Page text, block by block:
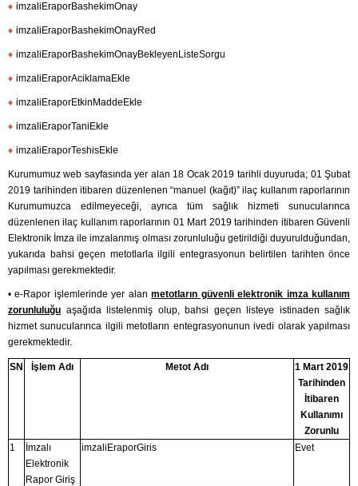
♦ imzaliEraporBashekimOnay
♦ imzaliEraporBashekimOnayRed
♦ imzaliEraporBashekimOnayBekleyenListeSorgu
♦ imzaliEraporAciklamaEkle
♦ imzaliEraporEtkinMaddeEkle
♦ imzaliEraporTaniEkle
♦ imzaliEraporTeshisEkle
Kurumumuz web sayfasında yer alan 18 Ocak 2019 tarihli duyuruda; 01 Şubat
2019 tarihinden itibaren düzenlenen “manuel (kağıt)” ilaç kullanım raporlarının
Kurumumuzca edilmeyeceği, ayrıca tüm sağlık hizmeti sunucularınca
düzenlenen ilaç kullanımraporlarının 01 Mart 2019 tarihinden itibaren Güvenli
Elektronik İmza ile imzalanmış olması zorunluluğu getirildiği duyurulduğundan,
yukarıda bahsi geçen metotlarla ilgili entegrasyonun belirtilen tarihten önce
yapılması gerekmektedir.
• e-Rapor işlemlerinde yer alanmetotların güvenli elektronik imza kullanım
zorunluluğu aşağıda listelenmiş olup, bahsi geçen listeye istinaden sağlık
hizmet sunucularınca ilgili metotların entegrasyonunun ivedi olarak yapılması
gerekmektedir.
SN İşlem Adı Metot Adı
1 Mart 2019
Tarihinden
İtibaren
Kullanımı
Zorunlu
1
İmzalı
Elektronik
Rapor Giriş
imzaliEraporGiris Evet